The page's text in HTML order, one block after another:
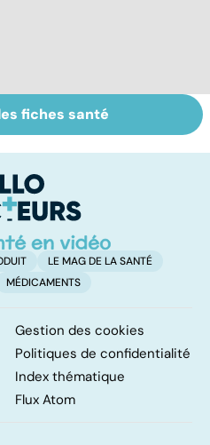
Mélanome : le
plus redouté des
peau
fiches santé
LE MAG DE LA SANTÉ
MÉDICAMENTS
Gestion des cookies
Politiques de confidentialité
Index thématique
Flux Atom